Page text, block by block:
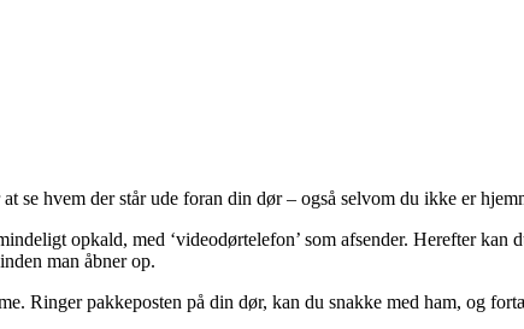
se hvem der står ude foran din dør – også selvom du ikke er
opkald, med ‘videodørtelefon’ som afsender. Herefter kan
man åbner op.
Ringer pakkeposten på din dør, kan du snakke med ham, og